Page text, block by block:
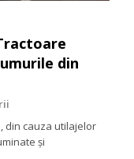
din
din cauza utilajelor
și